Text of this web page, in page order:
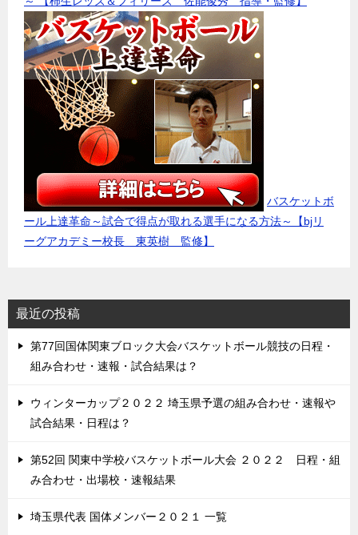
バスケットボ
ール上達革命～試合で得点が取れる選手になる方法～【bjリ
ーグアカデミー校長 東英樹 監修】
最近の投稿
第77回国体関東ブロック大会バスケットボール競技の日程・
組み合わせ・速報・試合結果は？
ウィンターカップ２０２２ 埼玉県予選の組み合わせ・速報や
試合結果・日程は？
第52回 関東中学校バスケットボール大会 ２０２２ 日程・組
み合わせ・出場校・速報結果
埼玉県代表 国体メンバー２０２１ 一覧